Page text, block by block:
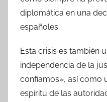
diplomática en una
españoles.
Esta crisis es también
independencia de la
confiamos», así como
espíritu de las